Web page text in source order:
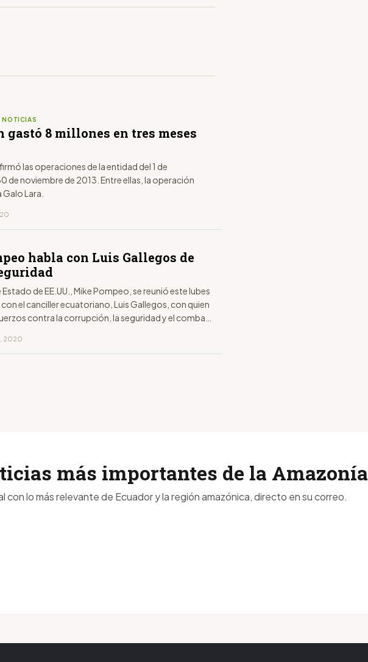
NOTICIAS
gastó 8 millones en tres meses
las operaciones de la entidad del 1 de
de noviembre de 2013. Entre ellas, la operación
Lara.
habla con Luis Gallegos de
de EE.UU., Mike Pompeo, se reunió este lubes
el canciller ecuatoriano, Luis Gallegos, con quien
contra la corrupción, la seguridad y el combate
2020
más importantes de la Amazonía
con lo más relevante de Ecuador y la región amazónica, directo en su correo.